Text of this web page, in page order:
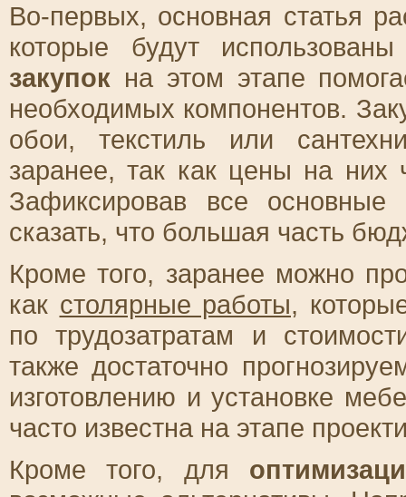
Во-первых, основная статья
которые будут
закупок на этом этапе
необходимых компонентов.
обои, текстиль или
заранее, так как цены на них
Зафиксировав все
сказать, что большая часть
Кроме того, заранее можно
как столярные работы,
по трудозатратам и
также достаточно
изготовлению и установке
часто известна на этапе
Кроме того, для